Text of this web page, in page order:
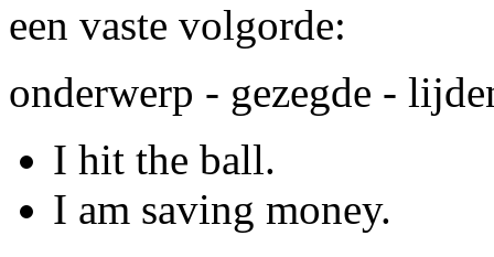
een vaste volgorde:
onderwerp - gezegde -
I hit the ball.
I am saving money.